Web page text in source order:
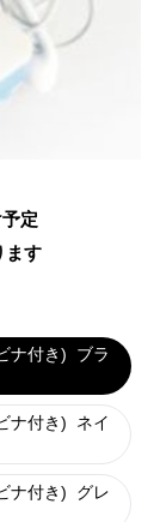
定
ます
ナ付き)
ブラ
ナ付き)
ネイ
ナ付き)
グレ